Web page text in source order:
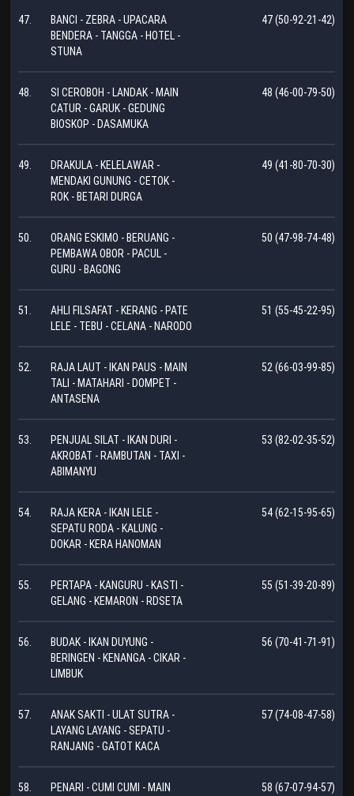
47.
BANCI - ZEBRA - UPACARA
BENDERA - TANGGA - HOTEL -
STUNA
47 (50-92-21-42)
48.
SI CEROBOH - LANDAK - MAIN
CATUR - GARUK - GEDUNG
BIOSKOP - DASAMUKA
48 (46-00-79-50)
49.
DRAKULA - KELELAWAR -
MENDAKI GUNUNG - CETOK -
ROK - BETARI DURGA
49 (41-80-70-30)
50.
ORANG ESKIMO - BERUANG -
PEMBAWA OBOR - PACUL -
GURU - BAGONG
50 (47-98-74-48)
51.
AHLI FILSAFAT - KERANG - PATE
LELE - TEBU - CELANA - NARODO
51 (55-45-22-95)
52.
RAJA LAUT - IKAN PAUS - MAIN
TALI - MATAHARI - DOMPET -
ANTASENA
52 (66-03-99-85)
53.
PENJUAL SILAT - IKAN DURI -
AKROBAT - RAMBUTAN - TAXI -
ABIMANYU
53 (82-02-35-52)
54.
RAJA KERA - IKAN LELE -
SEPATU RODA - KALUNG -
DOKAR - KERA HANOMAN
54 (62-15-95-65)
55.
PERTAPA - KANGURU - KASTI -
GELANG - KEMARON - RDSETA
55 (51-39-20-89)
56.
BUDAK - IKAN DUYUNG -
BERINGEN - KENANGA - CIKAR -
LIMBUK
56 (70-41-71-91)
57.
ANAK SAKTI - ULAT SUTRA -
LAYANG LAYANG - SEPATU -
RANJANG - GATOT KACA
57 (74-08-47-58)
58.
PENARI - CUMI CUMI - MAIN
58 (67-07-94-57)